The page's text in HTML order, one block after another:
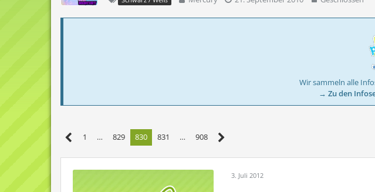
Wir sammeln alle
→ Zu den
1 … 829 830 831 … 908
3. Juli 2012